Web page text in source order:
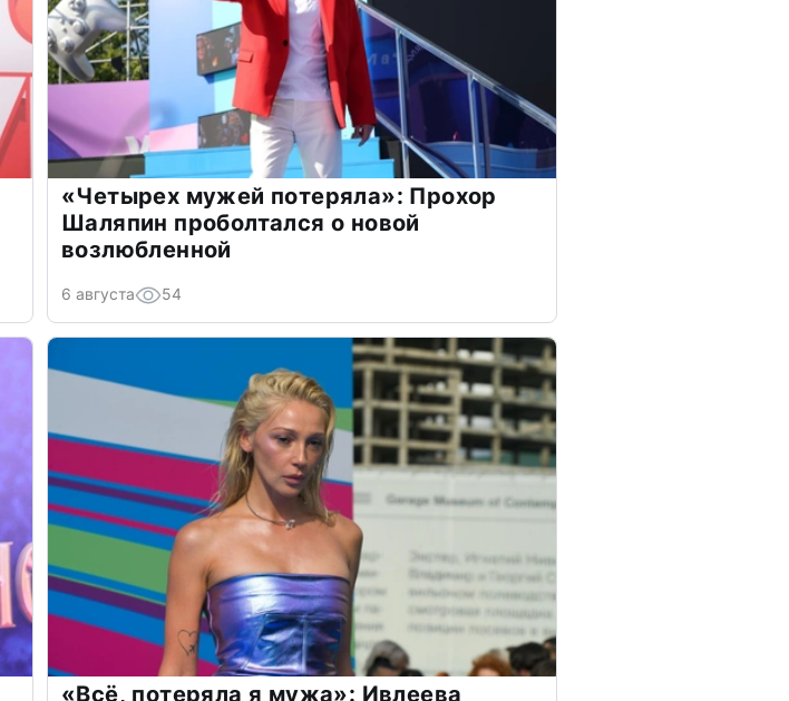
«Четырех мужей потеряла»: Прохор
Шаляпин проболтался о новой
возлюбленной
6 августа 54
«Всё, потеряла я мужа»: Ивлеева